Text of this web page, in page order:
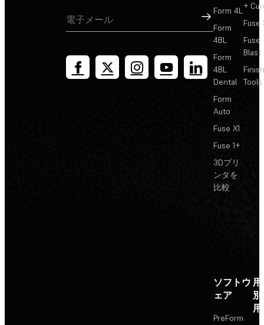
サインアップ
Form 4L
Form
4BL
Form
4BL
Dental
Form
Auto
Fuse X1
Fuse 1+
3Dプリ
ンタを
比較
+
Fuse
Fuse
Blast
Tools
ソフトウ
ェア
PreForm